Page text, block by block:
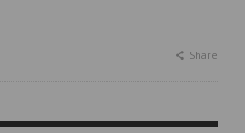
Share